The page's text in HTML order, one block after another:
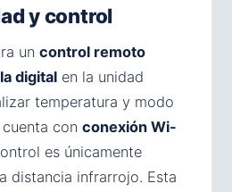
y control
un control remoto
digital en la unidad
temperatura y modo
con conexión Wi-
es únicamente
distancia infrarrojo. Esta